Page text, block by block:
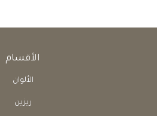
الأقسام
الألوان
ريزين